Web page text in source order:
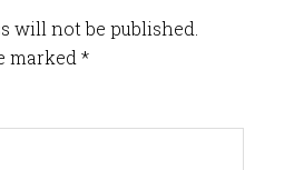
will not be published.
marked *